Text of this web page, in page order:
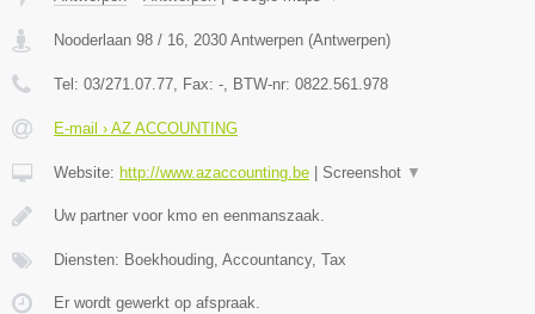
Nooderlaan 98 / 16, 2030 Antwerpen (Antwerpen)
Tel: 03/271.07.77, Fax: -, BTW-nr: 0822.561.978
E-mail › AZ ACCOUNTING
Website: http://www.azaccounting.be Screenshot ▼
Uw partner voor kmo en eenmanszaak.
Diensten: Boekhouding, Accountancy, Tax
Er wordt gewerkt op afspraak.